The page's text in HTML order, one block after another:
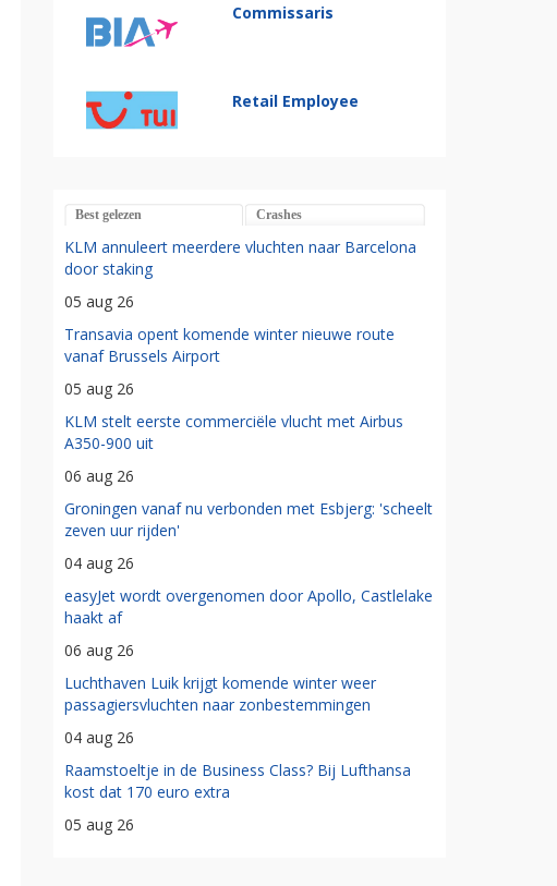
Commissaris
Retail Employee
Best gelezen Crashes
KLM annuleert meerdere vluchten naar Barcelona
door staking
05 aug 26
Transavia opent komende winter nieuwe route
vanaf Brussels Airport
05 aug 26
KLM stelt eerste commerciële vlucht met Airbus
A350-900 uit
06 aug 26
Groningen vanaf nu verbonden met Esbjerg: 'scheelt
zeven uur rijden'
04 aug 26
easyJet wordt overgenomen door Apollo, Castlelake
haakt af
06 aug 26
Luchthaven Luik krijgt komende winter weer
passagiersvluchten naar zonbestemmingen
04 aug 26
Raamstoeltje in de Business Class? Bij Lufthansa
kost dat 170 euro extra
05 aug 26